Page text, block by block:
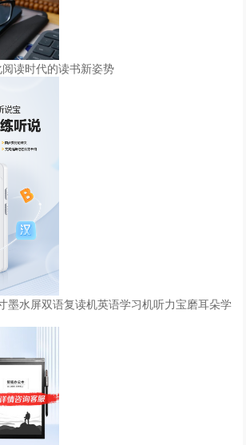
读时代的读书新姿势
墨水屏双语复读机英语学习机听力宝磨耳朵学